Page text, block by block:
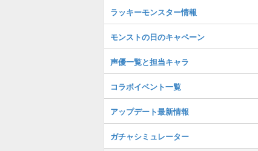
ラッキーモンスター情報
モンストの日のキャペーン
声優一覧と担当キャラ
コラボイベント一覧
アップデート最新情報
ガチャシミュレーター